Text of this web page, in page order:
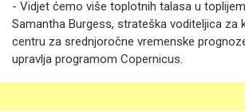
- Vidjet ćemo više toplotnih talasa u
Samantha Burgess, strateška voditeljica za
centru za srednjoročne vremenske
upravlja programom Copernicus.